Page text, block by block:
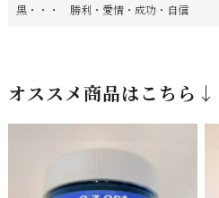
黒・・・ 勝利・愛情・成功・自信
オススメ商品はこちら↓